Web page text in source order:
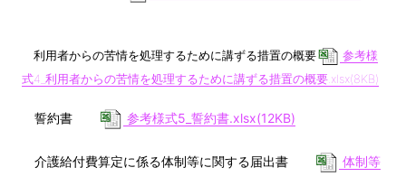
利用者からの苦情を処理するために講ずる措置の概要
参考様
式4_利用者からの苦情を処理するために講ずる措置の概要.xlsx(8KB)
誓約書 参考様式5_誓約書.xlsx(12KB)
介護給付費算定に係る体制等に関する届出書
体制等